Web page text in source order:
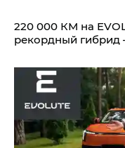
220 000 КМ на
рекордный